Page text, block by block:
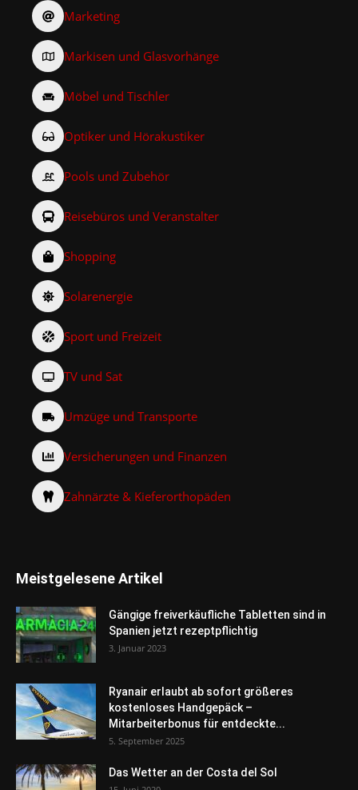
Marketing
Markisen und Glasvorhänge
Möbel und Tischler
Optiker und Hörakustiker
Pools und Zubehör
Reisebüros und Veranstalter
Shopping
Solarenergie
Sport und Freizeit
TV und Sat
Umzüge und Transporte
Versicherungen und Finanzen
Zahnärzte & Kieferorthopäden
Meistgelesene Artikel
Gängige freiverkäufliche Tabletten sind in
Spanien jetzt rezeptpflichtig
3. Januar 2023
Ryanair erlaubt ab sofort größeres
kostenloses Handgepäck –
Mitarbeiterbonus für entdeckte...
5. September 2025
Das Wetter an der Costa del Sol